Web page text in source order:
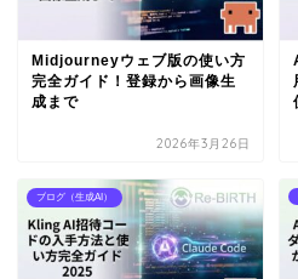
Midjourneyウェブ版の使い方
完全ガイド！登録から画像生
成まで
2026年3月26日
ブログ（生成AI）